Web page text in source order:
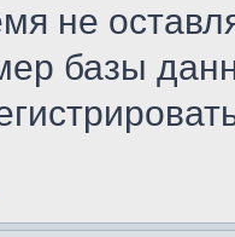
не
базы